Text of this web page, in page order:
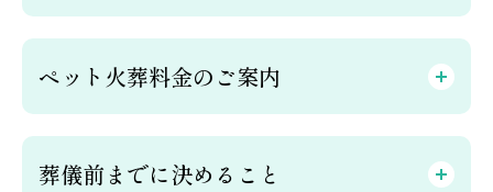
ペット火葬料金のご案内
葬儀前までに決めること